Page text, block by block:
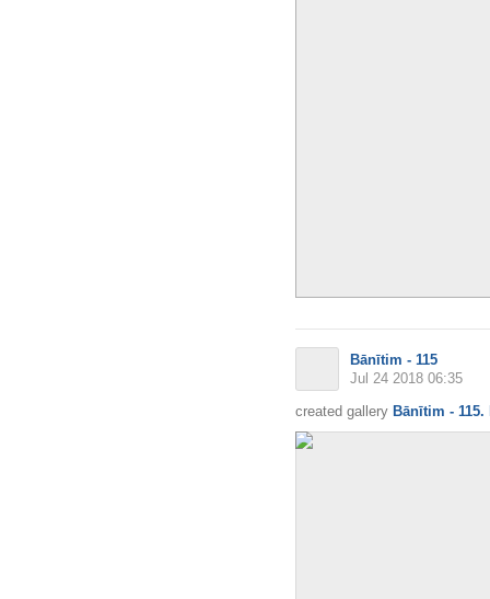
Bānītim - 115
Jul 24 2018 06:35
created gallery Bānītim -